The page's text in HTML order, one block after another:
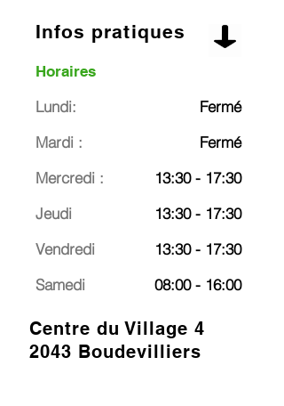
Infos pratiques
Horaires
Lundi:
Mardi :
Mercredi :
Jeudi
Vendredi
Samedi
Fermé
Fermé
13:30 - 17:30
13:30 - 17:30
13:30 - 17:30
08:00 - 16:00
Centre du Village 4
2043 Boudevilliers